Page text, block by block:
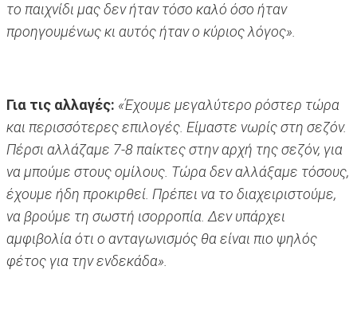
το παιχνίδι μας δεν ήταν τόσο καλό όσο ήταν
προηγουμένως κι αυτός ήταν ο κύριος λόγος».
Για τις αλλαγές: «Έχουμε μεγαλύτερο ρόστερ τώρα
και περισσότερες επιλογές. Είμαστε νωρίς στη σεζόν.
Πέρσι αλλάζαμε 7-8 παίκτες στην αρχή της σεζόν, για
να μπούμε στους ομίλους. Τώρα δεν αλλάξαμε τόσους,
έχουμε ήδη προκιρθεί. Πρέπει να το διαχειριστούμε,
να βρούμε τη σωστή ισορροπία. Δεν υπάρχει
αμφιβολία ότι ο ανταγωνισμός θα είναι πιο ψηλός
φέτος για την ενδεκάδα».